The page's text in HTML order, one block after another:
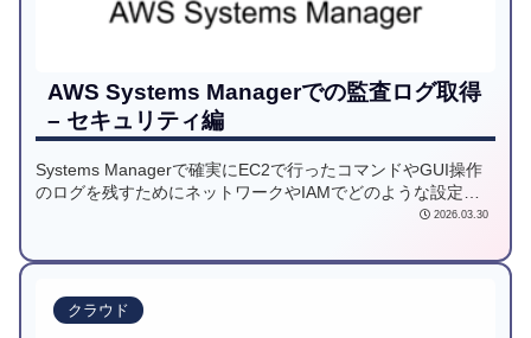
AWS Systems Managerでの監査ログ取得
– セキュリティ編
Systems Managerで確実にEC2で行ったコマンドやGUI操作
のログを残すためにネットワークやIAMでどのような設定が
2026.03.30
クラウド